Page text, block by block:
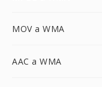
MOV a WMA
AAC a WMA